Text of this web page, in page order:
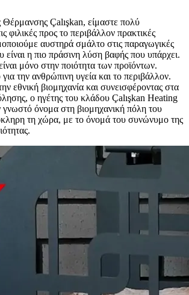
Çalışkan, είμαστε πολύ
φιλικές προς το περιβάλλον πρακτικές
αυστηρά σμάλτο στις παραγωγικές
είναι η πιο πράσινη λύση βαφής που υπάρχει.
μόνο στην ποιότητα των προϊόντων.
την ανθρώπινη υγεία και το περιβάλλον.
εθνική βιομηχανία και συνεισφέροντας στα
ο ηγέτης του κλάδου Çalışkan Heating
γνωστό όνομα στη βιομηχανική πόλη του
τη χώρα, με το όνομά του συνώνυμο της